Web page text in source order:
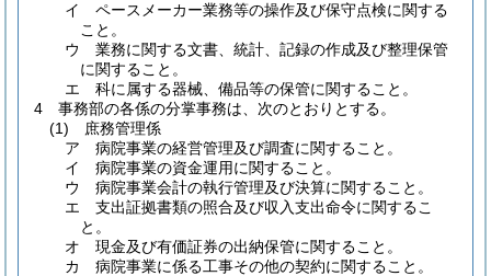
イ
ペースメーカー業務等の操作及び保守点検に関する
こと。
ウ
業務に関する文書、統計、記録の作成及び整理保管
に関すること。
エ
科に属する器械、備品等の保管に関すること。
4
事務部の各係の分掌事務は、次のとおりとする。
(1)
庶務管理係
ア
病院事業の経営管理及び調査に関すること。
イ
病院事業の資金運用に関すること。
ウ
病院事業会計の執行管理及び決算に関すること。
エ
支出証拠書類の照合及び収入支出命令に関するこ
と。
オ
現金及び有価証券の出納保管に関すること。
カ
病院事業に係る工事その他の契約に関すること。